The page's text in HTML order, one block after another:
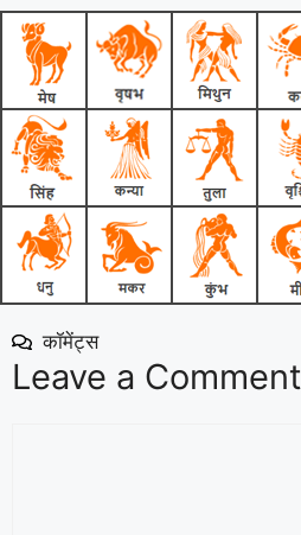
कॉमेंट्स
Leave a Comment